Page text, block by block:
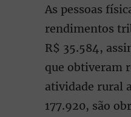
As pessoas
rendimentos
R$ 35.584,
que obtiveram
atividade rural
177.920, são